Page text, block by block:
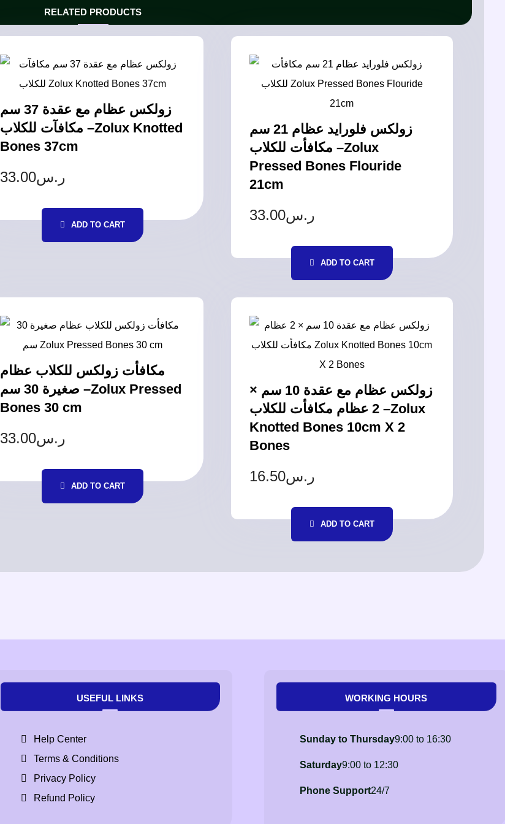
RELATED PRODUCTS
زولكس عظام مع عقدة 37 سم
مكافآت للكلاب –Zolux Knotted
Bones 37cm
ر.س33.00
ADD TO CART
زولكس فلورايد عظام 21 سم
مكافأت للكلاب –Zolux
Pressed Bones Flouride
21cm
ر.س33.00
ADD TO CART
مكافأت زولكس للكلاب عظام
صغيرة 30 سم –Zolux Pressed
Bones 30 cm
ر.س33.00
ADD TO CART
زولكس عظام مع عقدة 10 سم ×
2 عظام مكافأت للكلاب –Zolux
Knotted Bones 10cm X 2
Bones
ر.س16.50
ADD TO CART
USEFUL LINKS
Help Center
Terms & Conditions
Privacy Policy
Refund Policy
WORKING HOURS
Sunday to Thursday9:00 to 16:30
Saturday9:00 to 12:30
Phone Support24/7